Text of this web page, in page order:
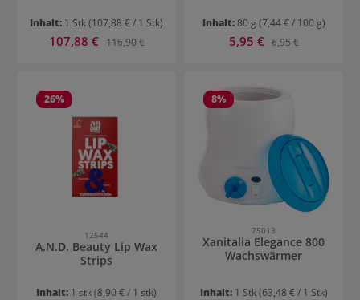
Inhalt: 1 Stk(107,88 € / 1 Stk)
Verkaufspreis:
107,88 € Regulärer Preis:
116,90 €
Inhalt:80 g (7,44 € / 100 g)
Verkaufspreis:
5,95 € Regulärer Preis:
6,95 €
26%
12544
A.N.D. Beauty Lip Wax
Strips
Inhalt: 1 stk(8,90 € / 1 stk)
8%
75013
Xanitalia Elegance 800
Wachswärmer
Inhalt: 1 Stk(63,48 € / 1 Stk)